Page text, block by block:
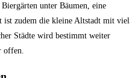
unter Bäumen, eine
ist zudem die kleine Altstadt mit viel
Städte wird bestimmt weiter
offen.